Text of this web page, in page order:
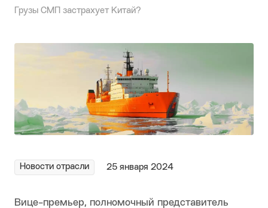
Грузы СМП застрахует Китай?
Новости отрасли 25 января 2024
Вице-премьер, полномочный представитель